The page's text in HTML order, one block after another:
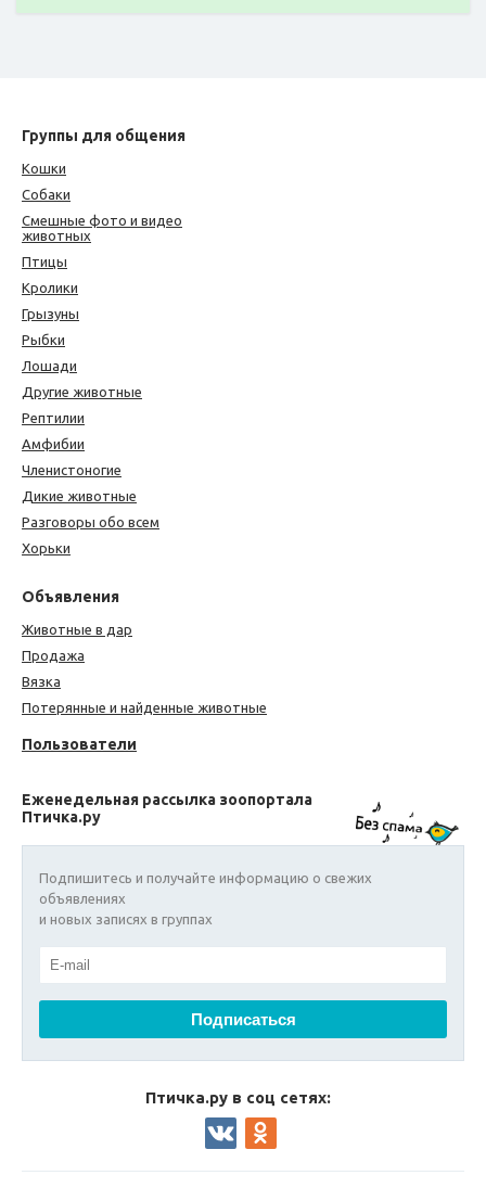
Группы для общения
Кошки
Собаки
Смешные фото и видео
животных
Птицы
Кролики
Грызуны
Рыбки
Лошади
Другие животные
Рептилии
Амфибии
Членистоногие
Дикие животные
Разговоры обо всем
Хорьки
Объявления
Животные в дар
Продажа
Вязка
Потерянные и найденные животные
Пользователи
Еженедельная рассылка зоопортала
Птичка.ру
Подпишитесь и получайте информацию о свежих
объявлениях
и новых записях в группах
Птичка.ру в соц сетях: